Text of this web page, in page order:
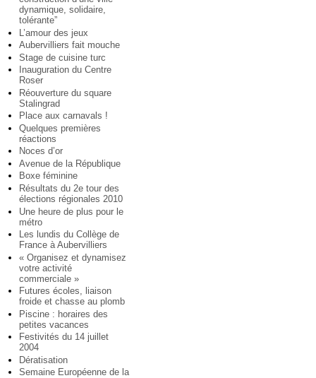
dynamique, solidaire,
tolérante”
L’amour des jeux
Aubervilliers fait mouche
Stage de cuisine turc
Inauguration du Centre
Roser
Réouverture du square
Stalingrad
Place aux carnavals !
Quelques premières
réactions
Noces d’or
Avenue de la République
Boxe féminine
Résultats du 2e tour des
élections régionales 2010
Une heure de plus pour le
métro
Les lundis du Collège de
France à Aubervilliers
« Organisez et dynamisez
votre activité
commerciale »
Futures écoles, liaison
froide et chasse au plomb
Piscine : horaires des
petites vacances
Festivités du 14 juillet
2004
Dératisation
Semaine Européenne de la